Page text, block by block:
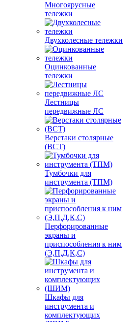
Многоярусные
тележки
Двухколесные тележки
Оцинкованные
тележки
Лестницы
передвижные ЛС
Верстаки столярные
(ВСТ)
Тумбочки для
инструмента (ТПМ)
Перфорированные
экраны и
приспособления к ним
(Э,П,Д,К,С)
Шкафы для
инструмента и
комплектующих